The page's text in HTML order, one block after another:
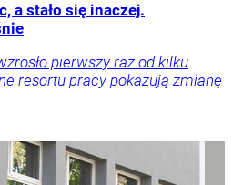
a stało się inaczej.
pierwszy raz od kilku
resortu pracy pokazują zmianę